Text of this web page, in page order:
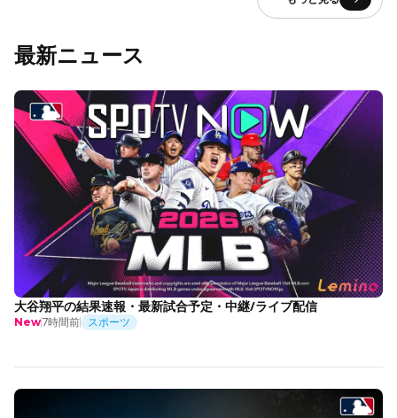
最新ニュース
大谷翔平の結果速報・最新試合予定・中継/ライブ配信
New7時間前 スポーツ